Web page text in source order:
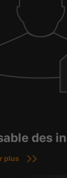
des
plus